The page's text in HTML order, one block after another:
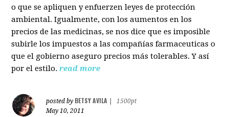
o que se apliquen y enfuerzen leyes de protección
ambiental. Igualmente, con los aumentos en los
precios de las medicinas, se nos dice que es imposible
subirle los impuestos a las compañías farmaceuticas o
que el gobierno aseguro precios más tolerables. Y así
por el estilo. read more
posted by BETSY AVILA
1500pt
May 10, 2011